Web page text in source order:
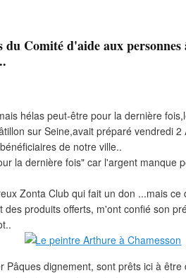
Comité d'aide aux personnes
hélas peut-être pour la dernière
sur Seine,avait préparé vendredi
de notre ville..
la dernière fois" car l'argent manque
Zonta Club qui fait un don ...mais
des produits offerts, m'ont confié son
Pâques dignement, sont prêts ici à être